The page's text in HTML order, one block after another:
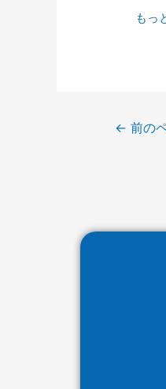
もっ
← 前の